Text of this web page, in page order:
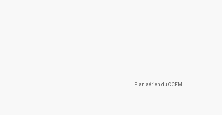
Plan aérien du CCFM.